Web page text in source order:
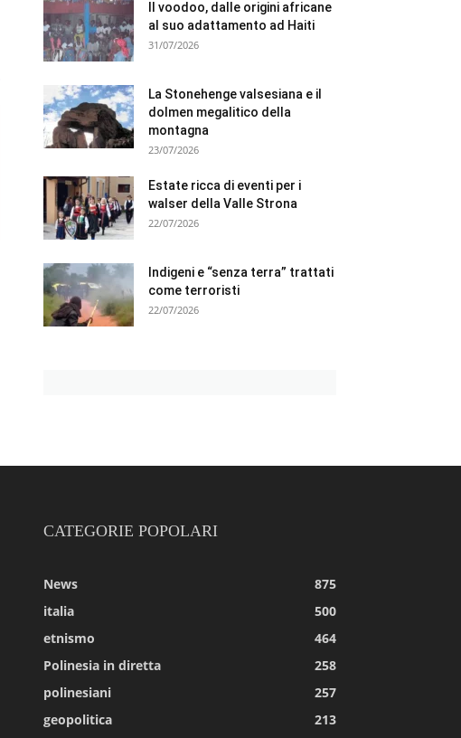
Il voodoo, dalle origini africane
al suo adattamento ad Haiti
31/07/2026
La Stonehenge valsesiana e il
dolmen megalitico della
montagna
23/07/2026
Estate ricca di eventi per i
walser della Valle Strona
22/07/2026
Indigeni e “senza terra” trattati
come terroristi
22/07/2026
CATEGORIE POPOLARI
News
875
italia
500
etnismo
464
Polinesia in diretta
258
polinesiani
257
geopolitica
213